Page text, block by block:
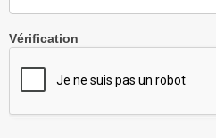
Vérification